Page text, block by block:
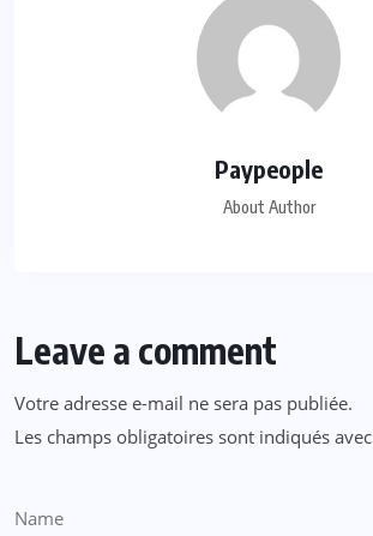
Paypeople
About Author
Leave a comment
Votre adresse e-mail ne sera pas publiée.
Les champs obligatoires sont indiqués avec